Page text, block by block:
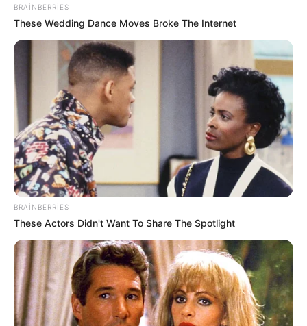
BRAINBERRIES
These Wedding Dance Moves Broke The Internet
BRAINBERRIES
These Actors Didn't Want To Share The Spotlight